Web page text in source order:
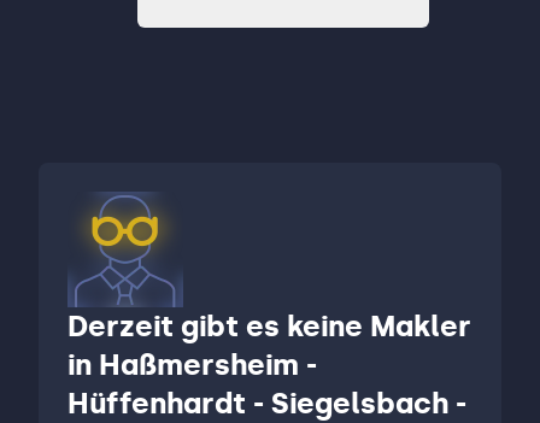
Derzeit gibt es keine Makler
in Haßmersheim -
Hüffenhardt - Siegelsbach -